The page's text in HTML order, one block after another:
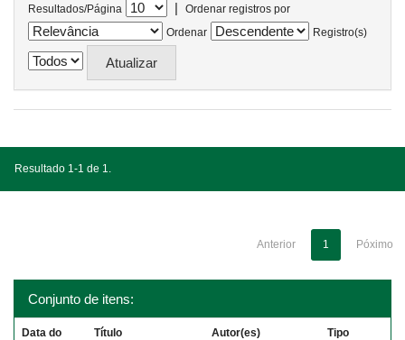
Resultados/Página |
Ordenar registros por
Ordenar
Registro(s)
Resultado 1-1 de 1.
Anterior 1 Póximo
Conjunto de itens:
Data do
Título Autor(es) Tipo